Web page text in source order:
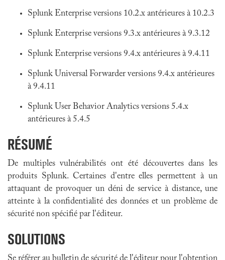
Splunk Enterprise versions 10.2.x antérieures à 10.2.3
Splunk Enterprise versions 9.3.x antérieures à 9.3.12
Splunk Enterprise versions 9.4.x antérieures à 9.4.11
Splunk Universal Forwarder versions 9.4.x antérieures
à 9.4.11
Splunk User Behavior Analytics versions 5.4.x
antérieures à 5.4.5
RÉSUMÉ
De multiples vulnérabilités ont été découvertes dans les
produits Splunk. Certaines d'entre elles permettent à un
attaquant de provoquer un déni de service à distance, une
atteinte à la confidentialité des données et un problème de
sécurité non spécifié par l'éditeur.
SOLUTIONS